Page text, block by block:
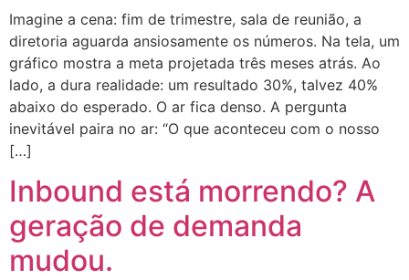
Imagine a cena: fim de trimestre, sala de reunião, a
diretoria aguarda ansiosamente os números. Na tela, um
gráfico mostra a meta projetada três meses atrás. Ao
lado, a dura realidade: um resultado 30%, talvez 40%
abaixo do esperado. O ar fica denso. A pergunta
inevitável paira no ar: “O que aconteceu com o nosso
[…]
Inbound está morrendo? A
geração de demanda
mudou.